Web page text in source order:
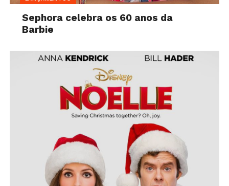
Sephora celebra os 60 anos da
Barbie